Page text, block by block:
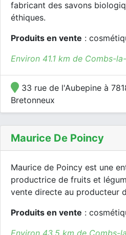
fabricant des savons
éthiques.
Produits en vente :
Environ 41.1 km de Combs-
33 rue de l'Aubepine à
Bretonneux
Maurice De Poincy
Maurice de Poincy est une
productrice de fruits et
vente directe au producteur
Produits en vente :
Environ 43.5 km de Combs-